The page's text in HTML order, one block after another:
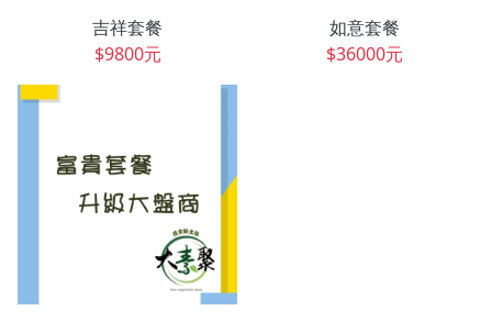
吉祥套餐
$9800元
如意套餐
$36000元